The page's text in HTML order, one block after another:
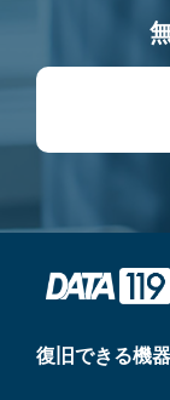
復旧できる機器